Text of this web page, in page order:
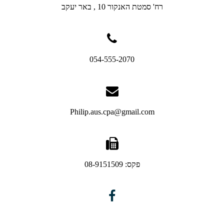
רח' סמטת האנקור 10 , באר יעקב
054-555-2070
Philip.aus.cpa@gmail.com
פקס: 08-9151509